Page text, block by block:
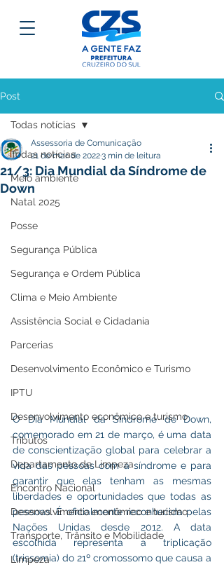
Post
Todas notícias
Meio ambiente
Natal 2025
Posse
Segurança Pública
Segurança e Ordem Pública
Clima e Meio Ambiente
Assistência Social e Cidadania
Parcerias
Desenvolvimento Econômico e Turismo
IPTU
Desenvolvimento econômico e turismo
Tributos
Departamento de Limpeza
Encontro Nacional
Desenvolvimento econômico e turismo
Transporte, Trânsito e Mobilidade
Limpeza
Todas notícias
21/3: Dia Mundial da Síndrome de
Down
Assessoria de Comunicação
21 de mar. de 20223 min de leitura
O Dia Mundial da Síndrome de Down,
comemorado em 21 de março, é uma data
de conscientização global para celebrar a
vida das pessoas com a síndrome e para
garantir que elas tenham as mesmas
liberdades e oportunidades que todas as
pessoas. É oficialmente reconhecida pelas
Nações Unidas desde 2012. A data
escolhida representa a triplicação
(trissomia) do 21º cromossomo que causa a